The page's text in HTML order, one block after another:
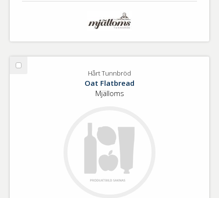
Välj
Hårt Tunnbröd
Oat Flatbread
Mjälloms